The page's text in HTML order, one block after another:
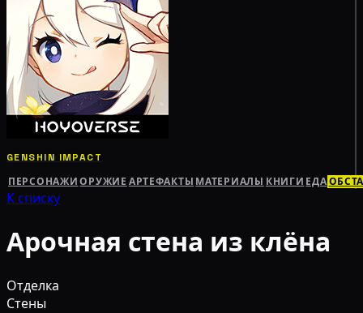
GENSHIN IMPACT
ПЕРСОНАЖИ ОРУЖИЕ АРТЕФАКТЫ МАТЕРИАЛЫ КНИГИ ЕДА
К списку
Арочная стена из клёна
Отделка
Стены